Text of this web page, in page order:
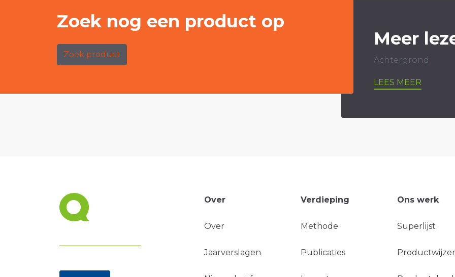
Zoek nog een product op
Zoek product
Meer
Achtergrond
LEES MEER
Over
Over
Jaarverslagen
Verdieping
Methode
Publicaties
Ons werk
Superlijst